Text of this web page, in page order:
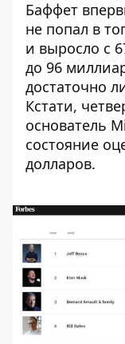
Баффет
не попал в
и выросло с
до 96
достаточно
Кстати,
основатель
состояние
долларов.